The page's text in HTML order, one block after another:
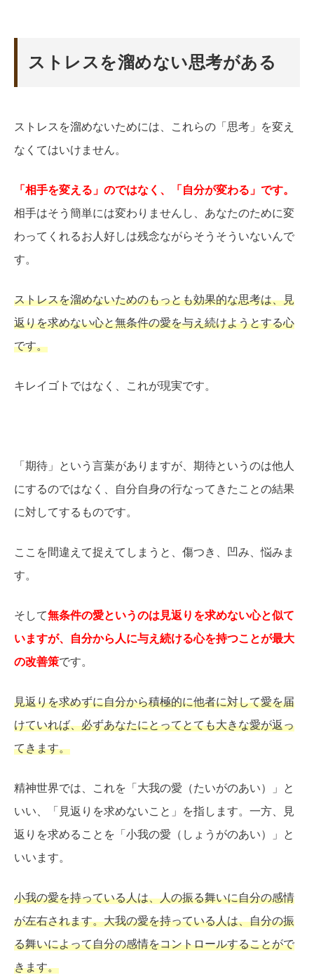
ストレスを溜めない思考がある
ストレスを溜めないためには、これらの「思考」を変え
なくてはいけません。
「相手を変える」のではなく、「自分が変わる」です。
相手はそう簡単には変わりませんし、あなたのために変
わってくれるお人好しは残念ながらそうそういないんで
す。
ストレスを溜めないためのもっとも効果的な思考は、見
返りを求めない心と無条件の愛を与え続けようとする心
です。
キレイゴトではなく、これが現実です。
「期待」という言葉がありますが、期待というのは他人
にするのではなく、自分自身の行なってきたことの結果
に対してするものです。
ここを間違えて捉えてしまうと、傷つき、凹み、悩みま
す。
そして無条件の愛というのは見返りを求めない心と似て
いますが、自分から人に与え続ける心を持つことが最大
の改善策です。
見返りを求めずに自分から積極的に他者に対して愛を届
けていれば、必ずあなたにとってとても大きな愛が返っ
てきます。
精神世界では、これを「大我の愛（たいがのあい）」と
いい、「見返りを求めないこと」を指します。一方、見
返りを求めることを「小我の愛（しょうがのあい）」と
いいます。
小我の愛を持っている人は、人の振る舞いに自分の感情
が左右されます。大我の愛を持っている人は、自分の振
る舞いによって自分の感情をコントロールすることがで
きます。